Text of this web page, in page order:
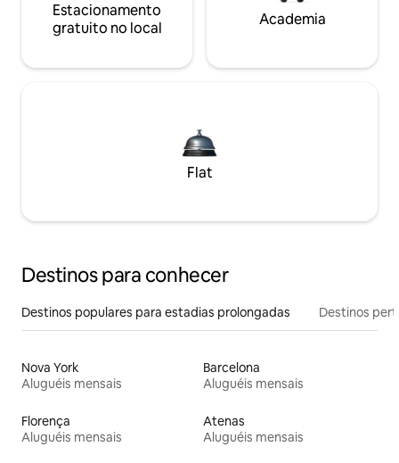
Estacionamento
gratuito no local
Academia
Flat
Destinos para conhecer
Destinos populares para estadias prolongadas Destinos
Nova York
Aluguéis mensais
Barcelona
Aluguéis mensais
Florença
Aluguéis mensais
Atenas
Aluguéis mensais